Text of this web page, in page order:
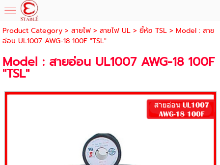
Product Category> สายไฟ> สายไฟ UL> ยี้ห้อ TSL> Model : สาย
อ่อน UL1007 AWG-18 100F "TSL"
Model : สายอ่อน UL1007 AWG-18 100F
"TSL"